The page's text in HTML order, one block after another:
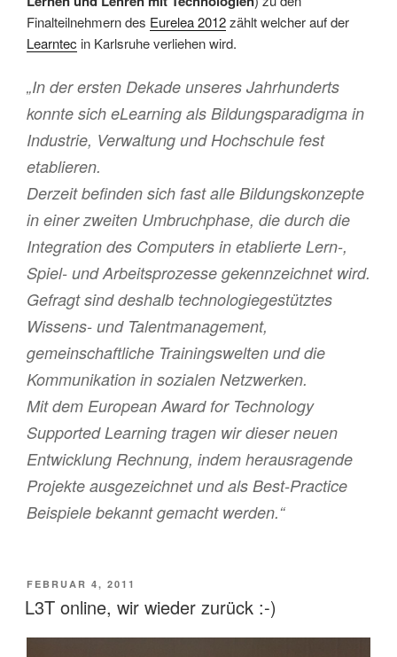
Finalteilnehmern des Eurelea 2012zählt welcher auf der
Learntec in Karlsruhe verliehen wird.
„In der ersten Dekade unseres Jahrhunderts
konnte sich eLearning als Bildungsparadigma in
Industrie, Verwaltung und Hochschule fest
etablieren.
Derzeit befinden sich fast alle Bildungskonzepte
in einer zweiten Umbruchphase, die durch die
Integration des Computers in etablierte Lern-,
Spiel- und Arbeitsprozesse gekennzeichnet wird.
Gefragt sind deshalb technologiegestütztes
Wissens- und Talentmanagement,
gemeinschaftliche Trainingswelten und die
Kommunikation in sozialen Netzwerken.
Mit dem European Award for Technology
Supported Learning tragen wir dieser neuen
Entwicklung Rechnung, indem herausragende
Projekte ausgezeichnet und als Best-Practice
Beispiele bekannt gemacht werden.“
VERÖFFENTLICHT
AM
FEBRUAR 4, 2011
L3T online, wir wieder zurück :-)